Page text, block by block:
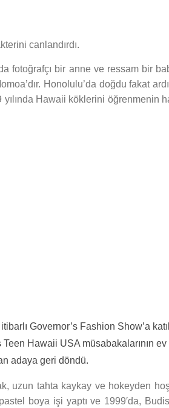
canlandırdı.
fotoğrafçı bir anne ve ressam bir
Honolulu’da doğdu fakat
Hawaii köklerini öğrenmenin
Governor’s Fashion Show’a
Hawaii USA müsabakalarının ev
adaya geri döndü.
uzun tahta kaykay ve hokeyden
boya işi yaptı ve 1999′da,